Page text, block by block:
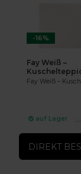
-16%
Fay Weiß –
Fay Weiß –
auf Lager
DIREKT